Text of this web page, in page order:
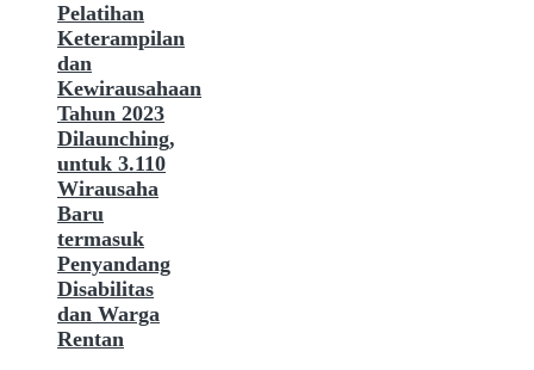
Pelatihan
Keterampilan
dan
Kewirausahaan
Tahun 2023
Dilaunching,
untuk 3.110
Wirausaha
Baru
termasuk
Penyandang
Disabilitas
dan Warga
Rentan